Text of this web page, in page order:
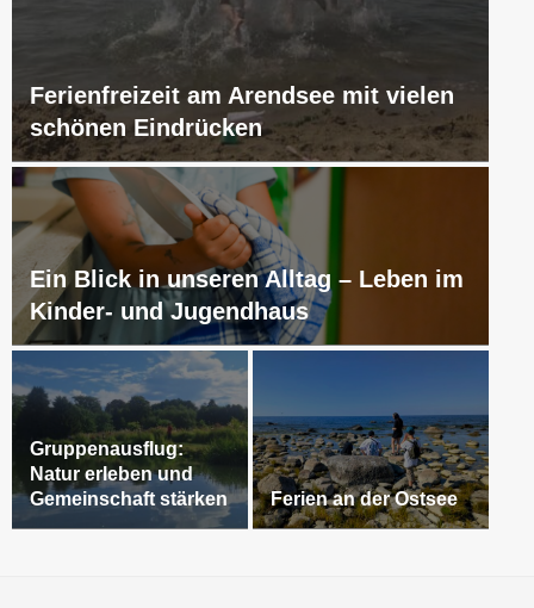
Ferienfreizeit am Arendsee mit vielen
schönen Eindrücken
Ein Blick in unseren Alltag – Leben im
Kinder- und Jugendhaus
Gruppenausflug:
Natur erleben und
Gemeinschaft stärken
Ferien an der Ostsee